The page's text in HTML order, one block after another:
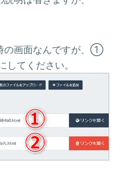
の画面なんですが、①
てください。